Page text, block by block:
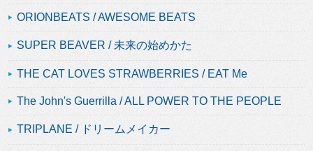
ORIONBEATS / AWESOME BEATS
SUPER BEAVER / 未来の始めかた
THE CAT LOVES STRAWBERRIES / EAT Me
The John's Guerrilla / ALL POWER TO THE PEOPLE
TRIPLANE / ドリームメイカー